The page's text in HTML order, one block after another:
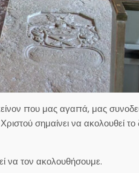
που μας αγαπά, μας
σημαίνει να ακολουθεί
να τον ακολουθήσουμε.